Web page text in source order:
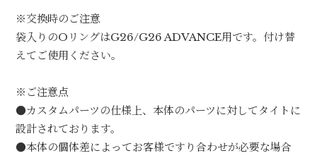
※交換時のご注意
袋入りのOリングはG26/G26 ADVANCE用です。付け替
えてご使用ください。
※ご注意点
●カスタムパーツの仕様上、本体のパーツに対してタイトに
設計されております。
●本体の個体差によってお客様ですり合わせが必要な場合